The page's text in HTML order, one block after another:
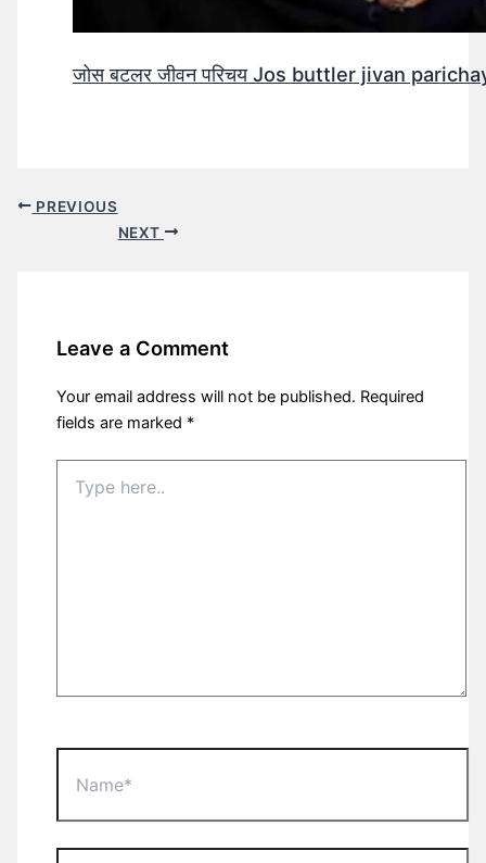
जोस बटलर जीवन परिचय Jos buttler jivan
PREVIOUS
NEXT
Leave a Comment
Your email address will not be published. Required
fields are marked *
here..